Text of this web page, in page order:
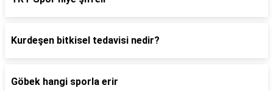
Kurdeşen bitkisel tedavisi nedir?
Göbek hangi sporla erir